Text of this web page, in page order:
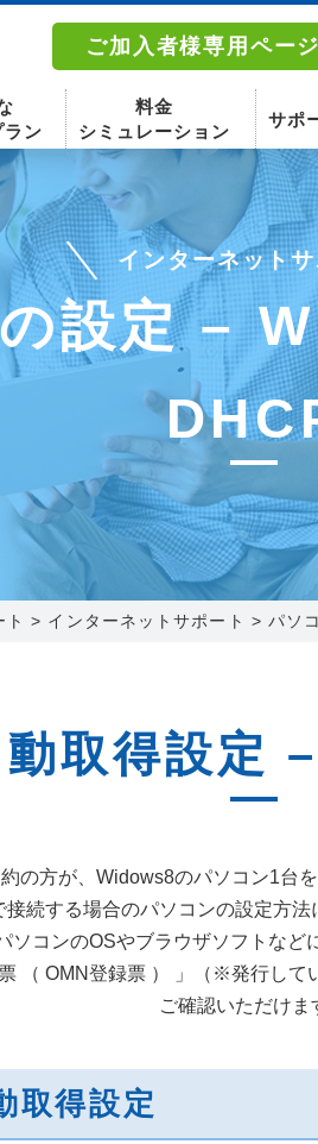
南東北センター(米沢)
0044
形県米沢市春日四丁目2-75
0238-24-2525
営業時間 9:00～18:00
〒
福島
道函館市桔梗町379-31
0138-34-2525
営業時間 9:00～18:00
新潟
ご加入者様専用ページ
スマホ
レビ スマホ
ラン
料金
シミュレーション
サポ
南東北センター(福島)
8252
島県福島市御山字一本松17-1-1
0120-173-577
営業時間 9:15～18:00
番組情報
〒
北海
インターネット
設定 –
ト > インターネットサポート >パソ
取得設定
の方が、Widows8のパソコン1台
接続する場合のパソコンの設定方法
ソコンのOSやブラウザソフトなど
（ OMN登録票 ） 」（※発行し
ご確認いただけま
得設定